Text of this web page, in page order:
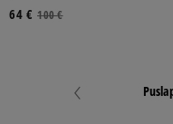
100 €
64 €